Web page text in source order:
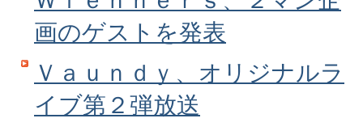
画のゲストを発表
Ｖａｕｎｄｙ、オリジナルラ
イブ第２弾放送